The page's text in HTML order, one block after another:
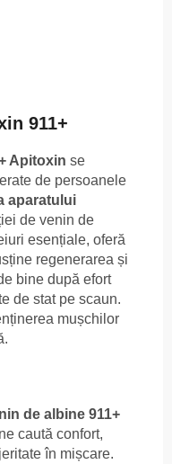
911+
Apitoxin se
de persoanele
aparatului
de venin de
esențiale, oferă
regenerarea și
bine după efort
de stat pe scaun.
mușchilor
de albine 911+
caută confort,
în mișcare.